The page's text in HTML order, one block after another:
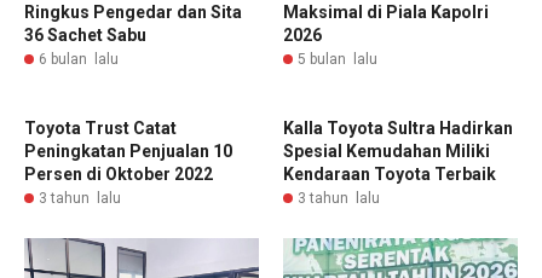
Ringkus Pengedar dan Sita
36 Sachet Sabu
6 bulan lalu
Maksimal di Piala Kapolri
2026
5 bulan lalu
Toyota Trust Catat
Peningkatan Penjualan 10
Persen di Oktober 2022
3 tahun lalu
Kalla Toyota Sultra Hadirkan
Spesial Kemudahan Miliki
Kendaraan Toyota Terbaik
3 tahun lalu